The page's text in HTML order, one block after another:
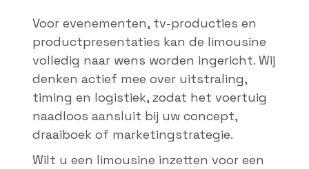
Voor evenementen, tv-producties en
productpresentaties kan de limousine
volledig naar wens worden ingericht. Wij
denken actief mee over uitstraling,
timing en logistiek, zodat het voertuig
naadloos aansluit bij uw concept,
draaiboek of marketingstrategie.
Wilt u een limousine inzetten voor een